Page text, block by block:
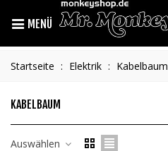
MENÜ
Startseite : Elektrik : Kabelbaum
KABELBAUM
Auswählen